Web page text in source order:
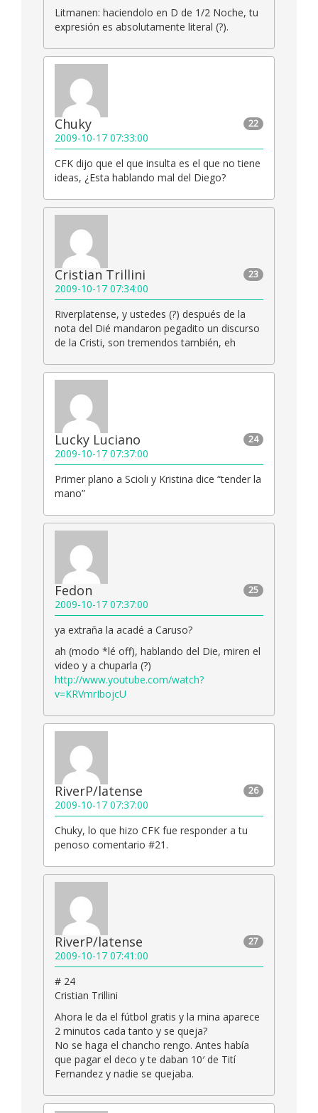
Litmanen: haciendolo en D de 1/2 Noche, tu
expresión es absolutamente literal (?).
22
Chuky
2009-10-17 07:33:00
CFK dijo que el que insulta es el que no tiene
ideas, ¿Esta hablando mal del Diego?
23
Cristian Trillini
2009-10-17 07:34:00
Riverplatense, y ustedes (?) después de la
nota del Dié mandaron pegadito un discurso
de la Cristi, son tremendos también, eh
24
Lucky Luciano
2009-10-17 07:37:00
Primer plano a Scioli y Kristina dice “tender la
mano”
25
Fedon
2009-10-17 07:37:00
ya extraña la acadé a Caruso?
ah (modo *lé off), hablando del Die, miren el
video y a chuparla (?)
http://www.youtube.com/watch?
v=KRVmrIbojcU
26
RiverP/latense
2009-10-17 07:37:00
Chuky, lo que hizo CFK fue responder a tu
penoso comentario #21.
27
RiverP/latense
2009-10-17 07:41:00
# 24
Cristian Trillini
Ahora le da el fútbol gratis y la mina aparece
2 minutos cada tanto y se queja?
No se haga el chancho rengo. Antes había
que pagar el deco y te daban 10′ de Tití
Fernandez y nadie se quejaba.